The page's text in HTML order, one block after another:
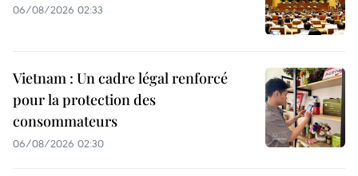
06/08/2026 02:33
Vietnam : Un cadre légal renforcé
pour la protection des
consommateurs
06/08/2026 02:30